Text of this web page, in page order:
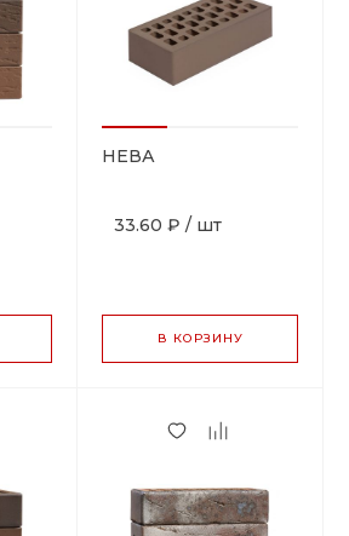
НЕВА
33.60 ₽ / шт
В КОРЗИНУ